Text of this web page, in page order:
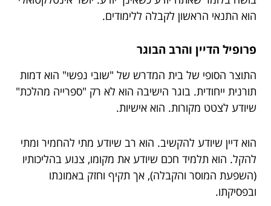
הוא התנאי הראשון לקבלה ללימודים.
פרופיל הדיין והרב הבוגר
התוצר הסופי של בית המדרש של "שובי נפשי" הוא דמות
תורנית ייחודית. בוגר הישיבה הוא לא רק "ספרייה מהלכת"
שיודע לצטט מקורות. הוא אישיות.
הוא דיין שיודע להקשיב. הוא רב שיודע מתי להחמיר ומתי
להקל. הוא תלמיד חכם שיודע את מקומו, צנוע בהליכותיו
(השפעת המוסר והקבלה), אך תקיף וחזק באמונתו
ובפסיקתו.